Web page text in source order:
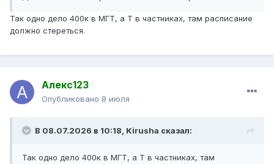
Так одно дело 400к в МГТ, а Т в частниках, там расписание
должно стереться.
Алекс123
Опубликовано 8 июля
В 08.07.2026 в 10:18, Kirusha сказал:
Так одно дело 400к в МГТ, а Т в частниках, там